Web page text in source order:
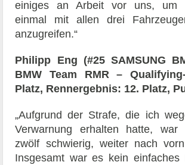
einiges an Arbeit vor uns, um
einmal mit allen drei
anzugreifen.“
Philipp Eng (#25 SAMSUNG
BMW Team RMR –
Platz, Rennergebnis: 12. Platz,
„Aufgrund der Strafe, die ich
Verwarnung erhalten hatte,
zwölf schwierig, weiter nach
Insgesamt war es kein einfaches